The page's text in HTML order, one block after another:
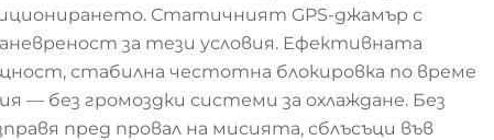
Статичният GPS-джамър с
за тези условия. Ефективната
стабилна честотна блокировка по време
без громоздки системи за охлаждане. Без
пред провал на мисията, сблъсъци във